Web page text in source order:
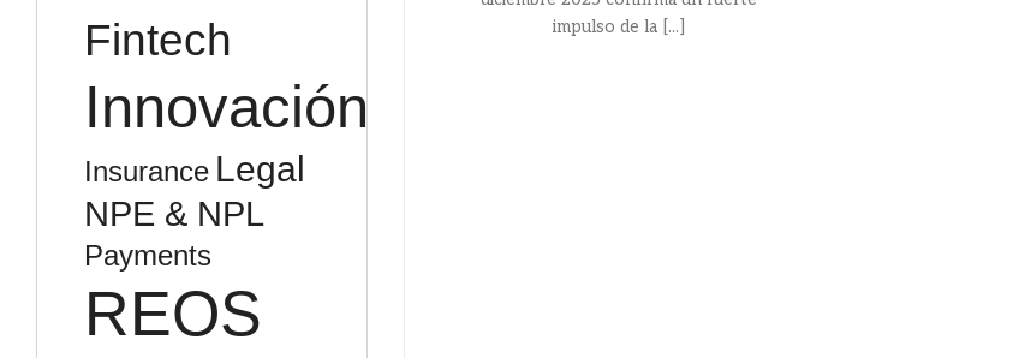
Fintech
Innovación
Insurance Legal
NPE & NPL
Payments
REOS
impulso de la [...]